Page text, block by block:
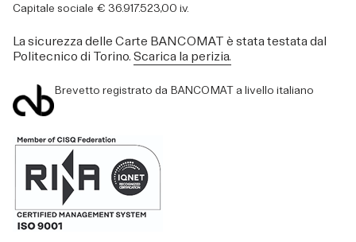
Capitale sociale € 36.917.523,00 i.v.
La sicurezza delle Carte BANCOMAT è stata testata dal
Politecnico di Torino. Scarica la perizia.
Brevetto registrato da BANCOMAT a livello italiano